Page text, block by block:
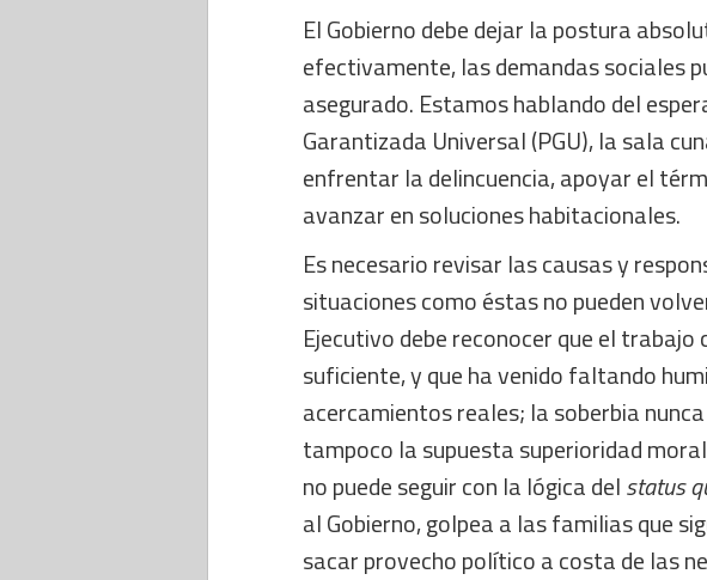
El Gobierno debe dejar la postura
efectivamente, las demandas sociales
asegurado. Estamos hablando del
Garantizada Universal (PGU), la sala
enfrentar la delincuencia, apoyar el
avanzar en soluciones habitacionales.
Es necesario revisar las causas y
situaciones como éstas no pueden
Ejecutivo debe reconocer que el
suficiente, y que ha venido faltando
acercamientos reales; la soberbia
tampoco la supuesta superioridad
no puede seguir con la lógica delstatus
al Gobierno, golpea a las familias que
sacar provecho político a costa de las